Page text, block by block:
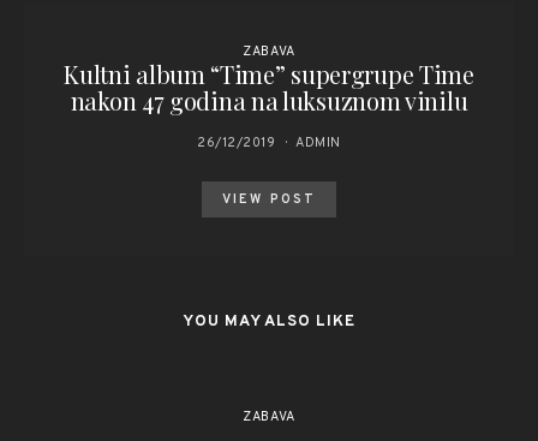
ZABAVA
Kultni album “Time” supergrupe Time
nakon 47 godina na luksuznom vinilu
26/12/2019 ADMIN
VIEW POST
YOU MAY ALSO LIKE
ZABAVA